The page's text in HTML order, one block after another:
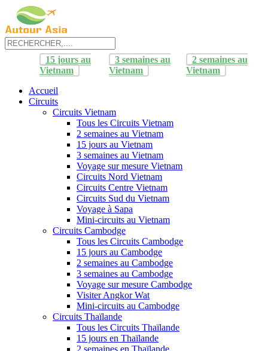
15 jours au
Vietnam
3 semaines au
Vietnam
2 semaines au
Vietnam
Accueil
Circuits
Circuits Vietnam
Tous les Circuits Vietnam
2 semaines au Vietnam
15 jours au Vietnam
3 semaines au Vietnam
Voyage sur mesure Vietnam
Circuits Nord Vietnam
Circuits Centre Vietnam
Circuits Sud du Vietnam
Voyage à Sapa
Mini-circuits au Vietnam
Circuits Cambodge
Tous les Circuits Cambodge
15 jours au Cambodge
2 semaines au Cambodge
3 semaines au Cambodge
Voyage sur mesure Cambodge
Visiter Angkor Wat
Mini-circuits au Cambodge
Circuits Thaïlande
Tous les Circuits Thaïlande
15 jours en Thaïlande
2 semaines en Thaïlande